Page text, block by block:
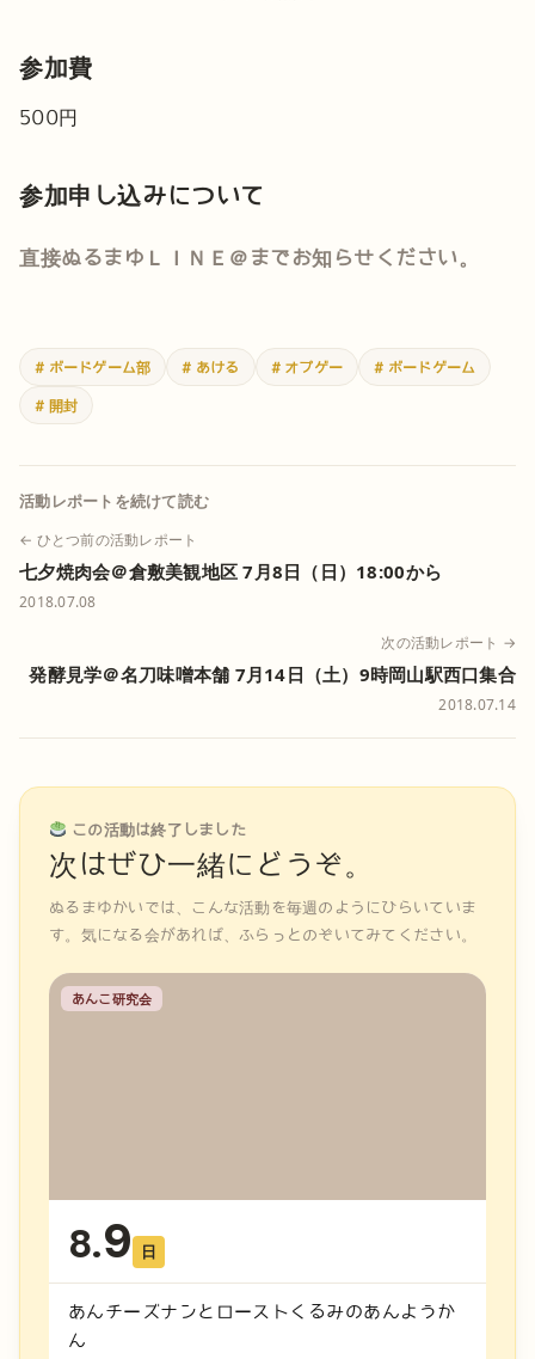
参加費
500円
参加申し込みについて
直接ぬるまゆＬＩＮＥ＠までお知らせください。
# ボードゲーム部 # あける # オプゲー # ボードゲーム
# 開封
活動レポートを続けて読む
← ひとつ前の活動レポート
七夕焼肉会＠倉敷美観地区 7月8日（日）18:00から
2018.07.08
次の活動レポート →
発酵見学＠名刀味噌本舗 7月14日（土）9時岡山駅西口集合
2018.07.14
この活動は終了しました
次はぜひ一緒にどうぞ。
ぬるまゆかいでは、こんな活動を毎週のようにひらいていま
す。気になる会があれば、ふらっとのぞいてみてください。
あんこ研究会
8.9 日
あんチーズナンとローストくるみのあんようか
ん